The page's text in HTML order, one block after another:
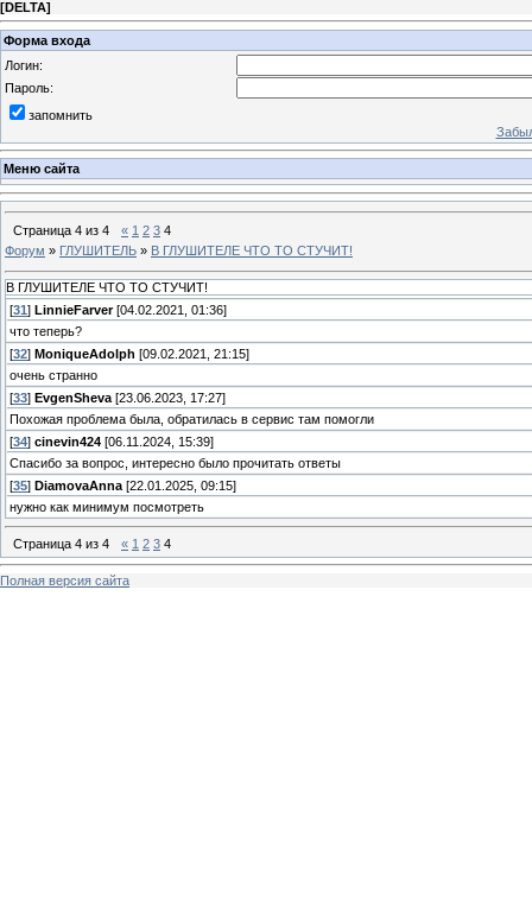
[DELTA]
Форма входа
Логин:
Пароль:
запомнить
Меню сайта
Страница 4 из 4 « 1 2 3 4
Форум » ГЛУШИТЕЛЬ » В ГЛУШИТЕЛЕ ЧТО ТО СТУЧИТ!
В ГЛУШИТЕЛЕ ЧТО ТО СТУЧИТ!
[31 ] LinnieFarver[04.02.2021, 01:36]
что теперь?
[32] MoniqueAdolph [09.02.2021, 21:15]
очень странно
[33] EvgenSheva [23.06.2023, 17:27]
Похожая проблема была, обратилась в сервис там помогли
[34] cinevin424 [06.11.2024, 15:39]
Спасибо за вопрос, интересно было прочитать ответы
[35] DiamovaAnna [22.01.2025, 09:15]
нужно как минимум посмотреть
Страница 4 из 4 « 1 2 3 4
Полная версия сайта